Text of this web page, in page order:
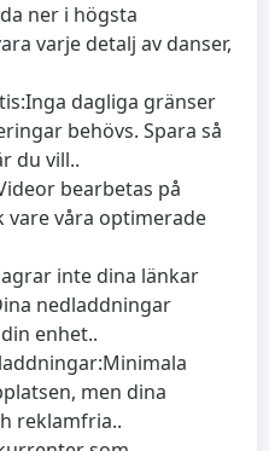
ner i högsta
varje detalj av danser,
Inga dagliga gränser
behövs. Spara så
du vill..
bearbetas på
vare våra optimerade
inte dina länkar
nedladdningar
enhet..
Minimala
men dina
reklamfria..